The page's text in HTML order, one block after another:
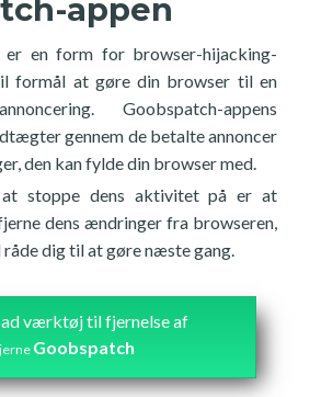
appen
er en form for browser-hijacking-
formål at gøre din browser til en
Goobspatch-appens
gennem de betalte annoncer
den kan fylde din browser med.
at stoppe dens aktivitet på er at
dens ændringer fra browseren,
råde dig til at gøre næste gang.
værktøj til fjernelse af
Goobspatch